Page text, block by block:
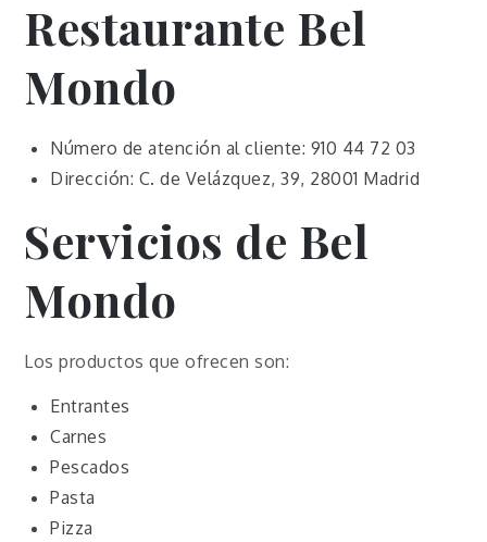
Restaurante Bel
Mondo
Número de atención al cliente: 910 44 72 03
Dirección: C. de Velázquez, 39, 28001 Madrid
Servicios de Bel
Mondo
Los productos que ofrecen son:
Entrantes
Carnes
Pescados
Pasta
Pizza